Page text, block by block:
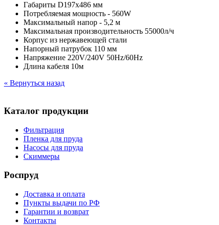
Габариты D197x486 мм
Потребляемая мощность - 560W
Максимальный напор - 5,2 м
Максимальная производительность 55000л/ч
Корпус из нержавеющей стали
Напорный патрубок 110 мм
Напряжение 220V/240V 50Hz/60Hz
Длина кабеля 10м
« Вернуться назад
Каталог продукции
Фильтрация
Пленка для пруда
Насосы для пруда
Скиммеры
Роспруд
Доставка и оплата
Пункты выдачи по РФ
Гарантии и возврат
Контакты